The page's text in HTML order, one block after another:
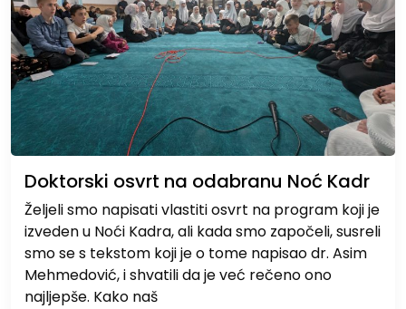
Doktorski osvrt na odabranu Noć Kadr
Željeli smo napisati vlastiti osvrt na program koji je
izveden u Noći Kadra, ali kada smo započeli, susreli
smo se s tekstom koji je o tome napisao dr. Asim
Mehmedović, i shvatili da je već rečeno ono
najljepše. Kako naš